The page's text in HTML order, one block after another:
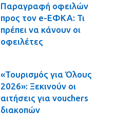
Παραγραφή οφειλών
προς τον e-ΕΦΚΑ: Τι
πρέπει να κάνουν οι
οφειλέτες
«Τουρισμός για Όλους
2026»: Ξεκινούν οι
αιτήσεις για vouchers
διακοπών